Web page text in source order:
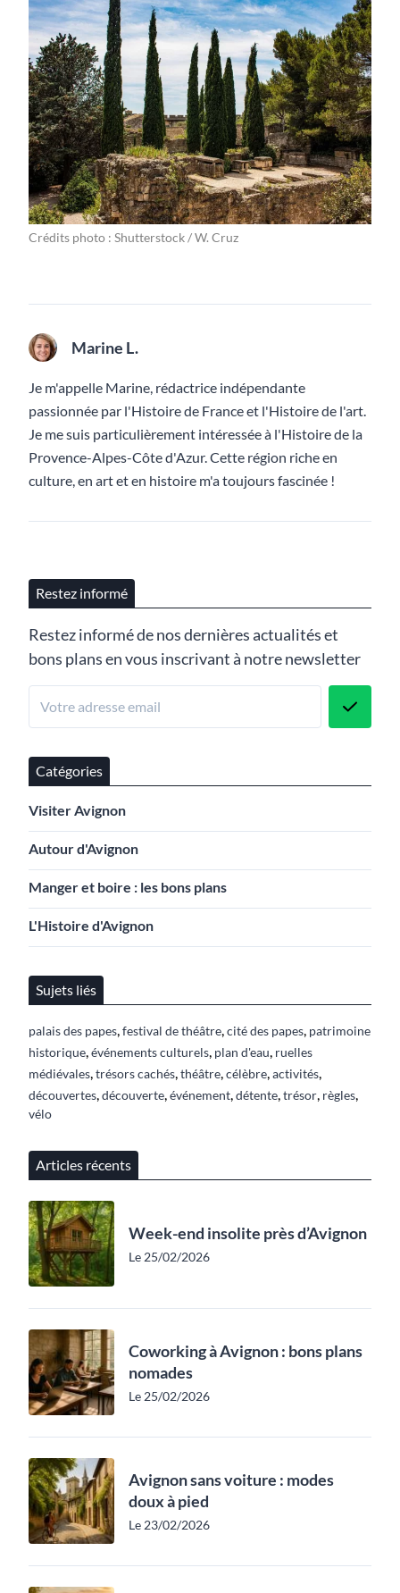
Crédits photo : Shutterstock / W. Cruz
Marine L.
Je m'appelle Marine, rédactrice indépendante
passionnée par l'Histoire de France et l'Histoire de l'art.
Je me suis particulièrement intéressée à l'Histoire de la
Provence-Alpes-Côte d'Azur. Cette région riche en
culture, en art et en histoire m'a toujours fascinée !
Restez informé
Restez informé de nos dernières actualités et
bons plans en vous inscrivant à notre newsletter
Catégories
Visiter Avignon
Autour d'Avignon
Manger et boire : les bons plans
L'Histoire d'Avignon
Sujets liés
palais des papes festival de théâtre cité des papes patrimoine
historique événements culturels plan d'eau ruelles
médiévales trésors cachés théâtre célèbre activités
découvertes découverte événement détente trésor règles
vélo
Articles récents
Week-end insolite près d’Avignon
Le 25/02/2026
Coworking à Avignon : bons plans
nomades
Le 25/02/2026
Avignon sans voiture : modes
doux à pied
Le 23/02/2026